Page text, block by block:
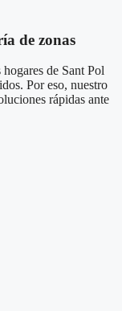
de zonas
de Sant Pol
Por eso, nuestro
rápidas ante